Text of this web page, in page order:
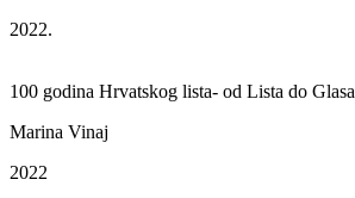
2022.
100 godina Hrvatskog lista- od Lista do Glasa
Marina Vinaj
2022